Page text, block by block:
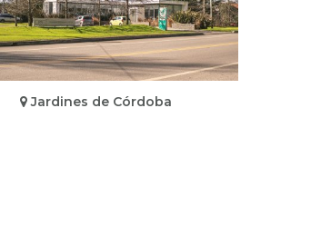
Jardines de Córdoba